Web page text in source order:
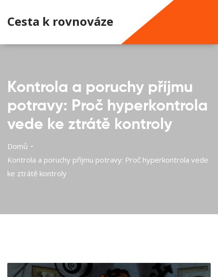
Cesta k rovnováze
Kontrola a poruchy příjmu
potravy: Proč hyperkontrola
vede ke ztrátě kontroly
Domů
Kontrola a poruchy příjmu potravy: Proč hyperkontrola vede
ke ztrátě kontroly